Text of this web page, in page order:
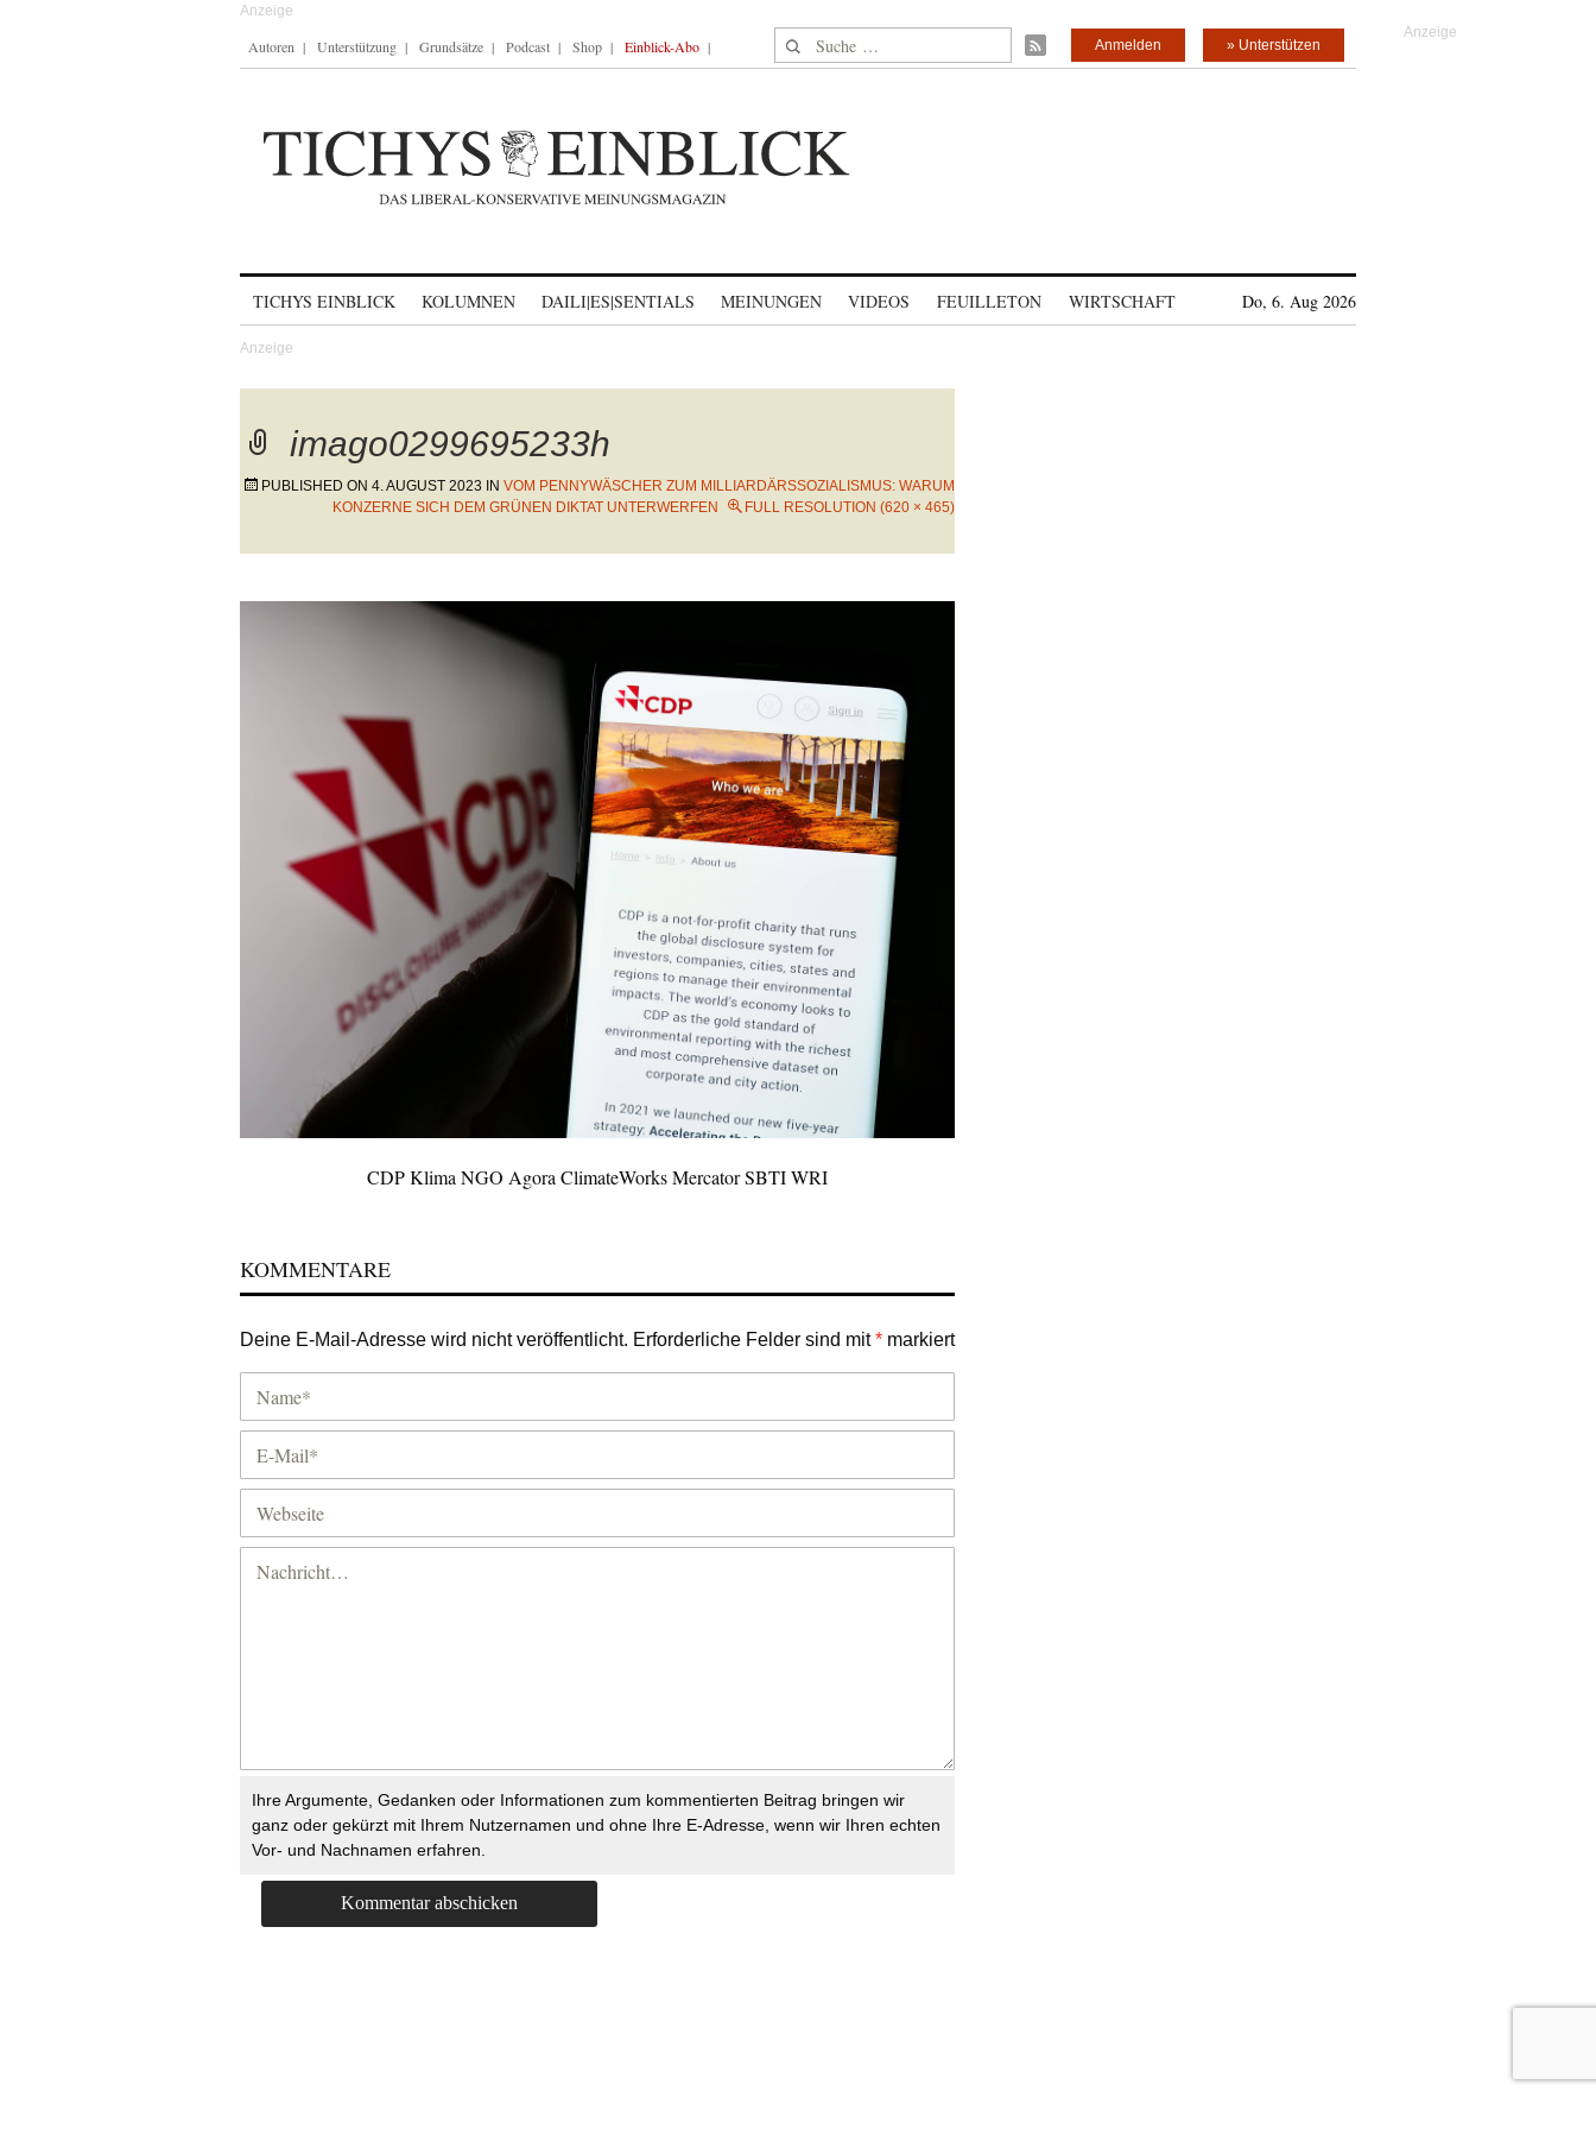
Autoren Unterstützung Grundsätze Podcast Shop Einblick-Abo Suche nach: » Unterstützen
Anmelden
TICHYS EINBLICK KOLUMNEN DAILI|ES|SENTIALS MEINUNGEN VIDEOS FEUILLETON WIRTSCHAFT Do, 6. Aug 2026
imago0299695233h
PUBLISHED ON 4. AUGUST 2023 IN VOM PENNYWÄSCHER ZUM MILLIARDÄRSSOZIALISMUS: WARUM
KONZERNE SICH DEM GRÜNEN DIKTAT UNTERWERFEN
FULL RESOLUTION (620 × 465)
CDP Klima NGO Agora ClimateWorks Mercator SBTI WRI
KOMMENTARE
Deine E-Mail-Adresse wird nicht veröffentlicht. Erforderliche Felder sind mit* markiert
Ihre Argumente, Gedanken oder Informationen zum kommentierten Beitrag bringen wir
ganz oder gekürzt mit Ihrem Nutzernamen und ohne Ihre E-Adresse, wenn wir Ihren echten
Vor- und Nachnamen erfahren.